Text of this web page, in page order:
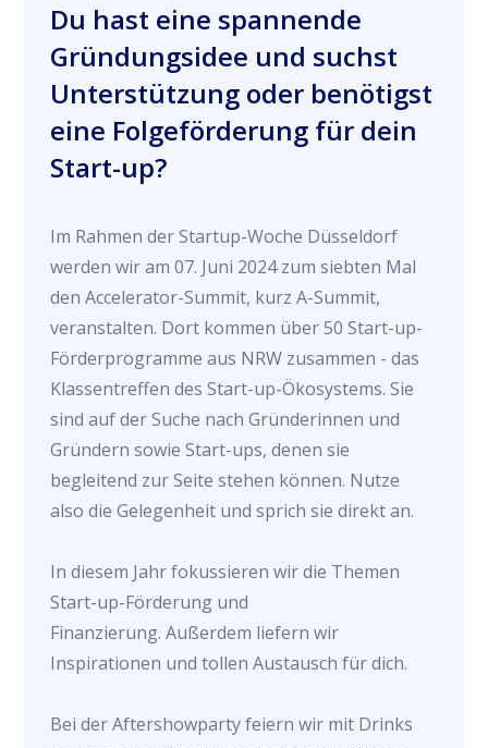
Du hast eine spannende
Gründungsidee und suchst
Unterstützung oder benötigst
eine Folgeförderung für dein
Start-up?
Im Rahmen der Startup-Woche Düsseldorf
werden wir am 07. Juni 2024 zum siebten Mal
den Accelerator-Summit, kurz A-Summit,
veranstalten. Dort kommen über 50 Start-up-
Förderprogramme aus NRW zusammen - das
Klassentreffen des Start-up-Ökosystems. Sie
sind auf der Suche nach Gründerinnen und
Gründern sowie Start-ups, denen sie
begleitend zur Seite stehen können. Nutze
also die Gelegenheit und sprich sie direkt an.
In diesem Jahr fokussieren wir die Themen
Start-up-Förderung und
Finanzierung. Außerdem liefern wir
Inspirationen und tollen Austausch für dich.
Bei der Aftershowparty feiern wir mit Drinks